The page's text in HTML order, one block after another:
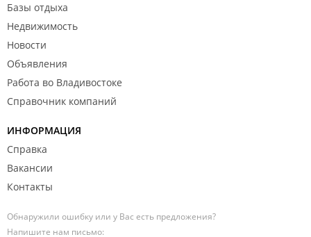
Базы отдыха
Недвижимость
Новости
Объявления
Работа во Владивостоке
Справочник компаний
ИНФОРМАЦИЯ
Справка
Вакансии
Контакты
Обнаружили ошибку или у Вас есть предложения?
Напишите нам письмо: